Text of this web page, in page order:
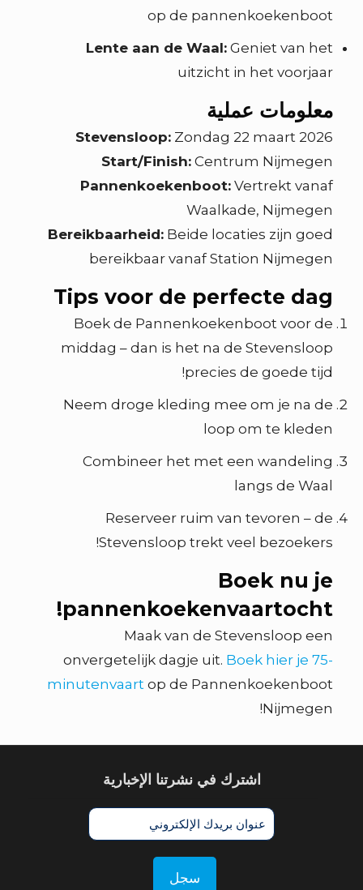
op de pannenkoekenboot
Lente aan de Waal: Geniet van het
uitzicht in het voorjaar
معلومات عملية
Stevensloop: Zondag 22 maart 2026
Start/Finish: Centrum Nijmegen
Pannenkoekenboot: Vertrekt vanaf
Waalkade, Nijmegen
Bereikbaarheid: Beide locaties zijn goed
bereikbaar vanaf Station Nijmegen
Tips voor de perfecte dag
Boek de Pannenkoekenboot voor de
middag – dan is het na de Stevensloop
precies de goede tijd!
Neem droge kleding mee om je na de
loop om te kleden
Combineer het met een wandeling
langs de Waal
Reserveer ruim van tevoren – de
Stevensloop trekt veel bezoekers!
Boek nu je
pannenkoekenvaartocht!
Maak van de Stevensloop een
onvergetelijk dagje uit. Boek hier je 75-
minutenvaart op de Pannenkoekenboot
Nijmegen!
اشترك في نشرتنا الإخبارية